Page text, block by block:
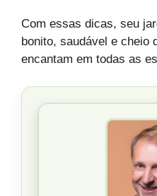
Com essas dicas, seu
bonito, saudável e cheio
encantam em todas as